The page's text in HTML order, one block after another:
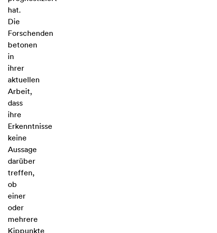
hat.
Die
Forschenden
betonen
in
ihrer
aktuellen
Arbeit,
dass
ihre
Erkenntnisse
keine
Aussage
darüber
treffen,
ob
einer
oder
mehrere
Kippunkte